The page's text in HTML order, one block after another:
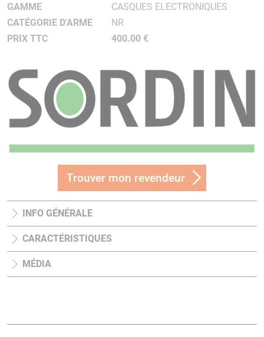
GAMME
CASQUES ELECTRONIQUES
CATÉGORIE D'ARME
NR
PRIX TTC
400.00 €
Trouver mon revendeur
INFO GÉNÉRALE
CARACTÉRISTIQUES
MÉDIA